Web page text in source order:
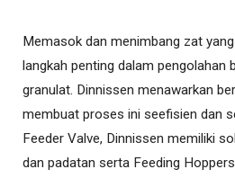
Memasok dan menimbang zat
langkah penting dalam pengolahan
granulat. Dinnissen menawarkan
membuat proses ini seefisien dan
Feeder Valve, Dinnissen memiliki
dan padatan serta Feeding